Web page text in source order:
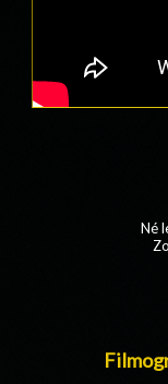
Né